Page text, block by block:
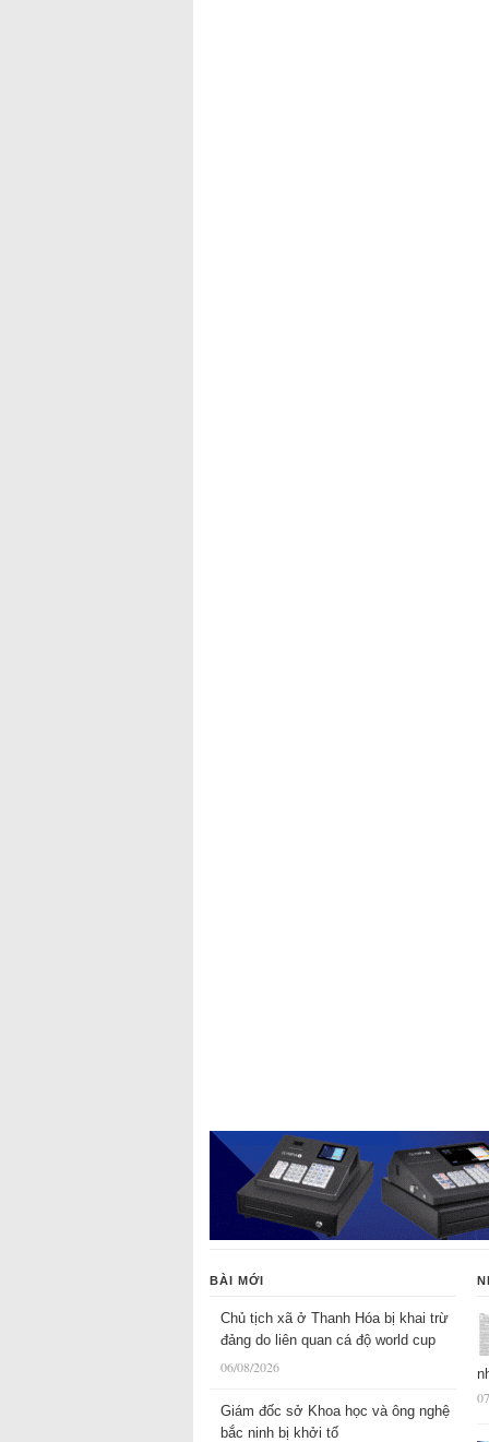
BÀI MỚI
Chủ tịch xã ở Thanh Hóa bị khai trừ
đảng do liên quan cá độ world cup
06/08/2026
Giám đốc sở Khoa học và ông nghệ
bắc ninh bị khởi tố